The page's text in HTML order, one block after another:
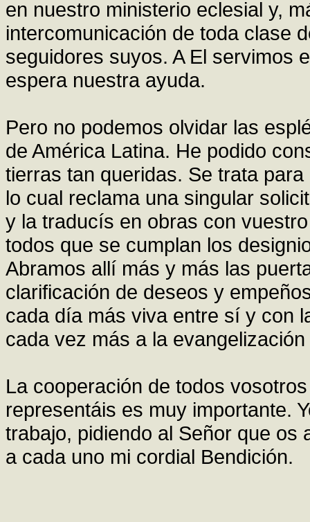
en nuestro ministerio eclesial y,
intercomunicación de toda clase
seguidores suyos. A El servimos
espera nuestra ayuda.
Pero no podemos olvidar las
de América Latina. He podido
tierras tan queridas. Se trata
lo cual reclama una singular
y la traducís en obras con
todos que se cumplan los
Abramos allí más y más las
clarificación de deseos y
cada día más viva entre sí y con
cada vez más a la
La cooperación de todos
representáis es muy importante.
trabajo, pidiendo al Señor que os
a cada uno mi cordial Bendición.